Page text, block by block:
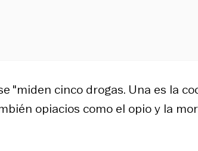
"miden cinco drogas. Una es la
opiacios como el opio y la